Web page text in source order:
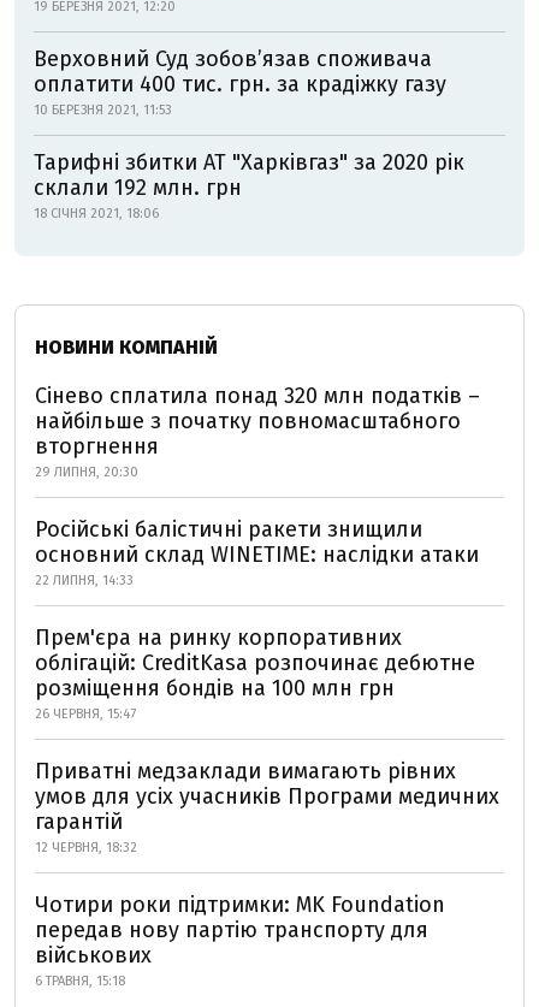
19 БЕРЕЗНЯ 2021, 12:20
Верховний Суд зобов’язав споживача
оплатити 400 тис. грн. за крадіжку газу
10 БЕРЕЗНЯ 2021, 11:53
Тарифні збитки АТ "Харківгаз" за 2020 рік
склали 192 млн. грн
18 СІЧНЯ 2021, 18:06
НОВИНИ КОМПАНІЙ
Сінево сплатила понад 320 млн податків –
найбільше з початку повномасштабного
вторгнення
29 ЛИПНЯ, 20:30
Російські балістичні ракети знищили
основний склад WINETIME: наслідки атаки
22 ЛИПНЯ, 14:33
Прем'єра на ринку корпоративних
облігацій: CreditKasa розпочинає дебютне
розміщення бондів на 100 млн грн
26 ЧЕРВНЯ, 15:47
Приватні медзаклади вимагають рівних
умов для усіх учасників Програми медичних
гарантій
12 ЧЕРВНЯ, 18:32
Чотири роки підтримки: MK Foundation
передав нову партію транспорту для
військових
6 ТРАВНЯ, 15:18